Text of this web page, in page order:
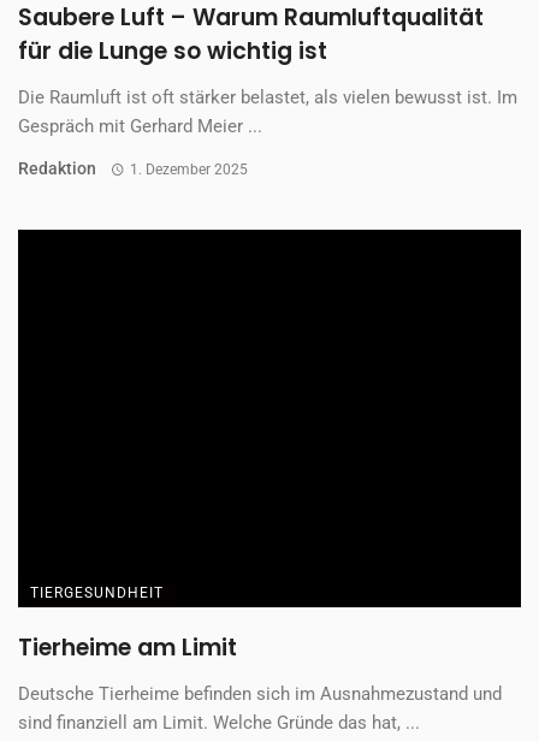
Saubere Luft – Warum Raumluftqualität
für die Lunge so wichtig ist
Die Raumluft ist oft stärker belastet, als vielen bewusst ist. Im
Gespräch mit Gerhard Meier ...
Redaktion 1. Dezember 2025
TIERGESUNDHEIT
Tierheime am Limit
Deutsche Tierheime befinden sich im Ausnahmezustand und
sind finanziell am Limit. Welche Gründe das hat, ...